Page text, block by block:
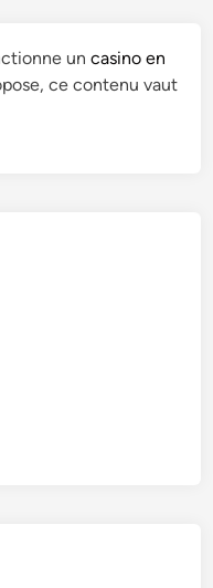
uncasino en
ce contenu vaut